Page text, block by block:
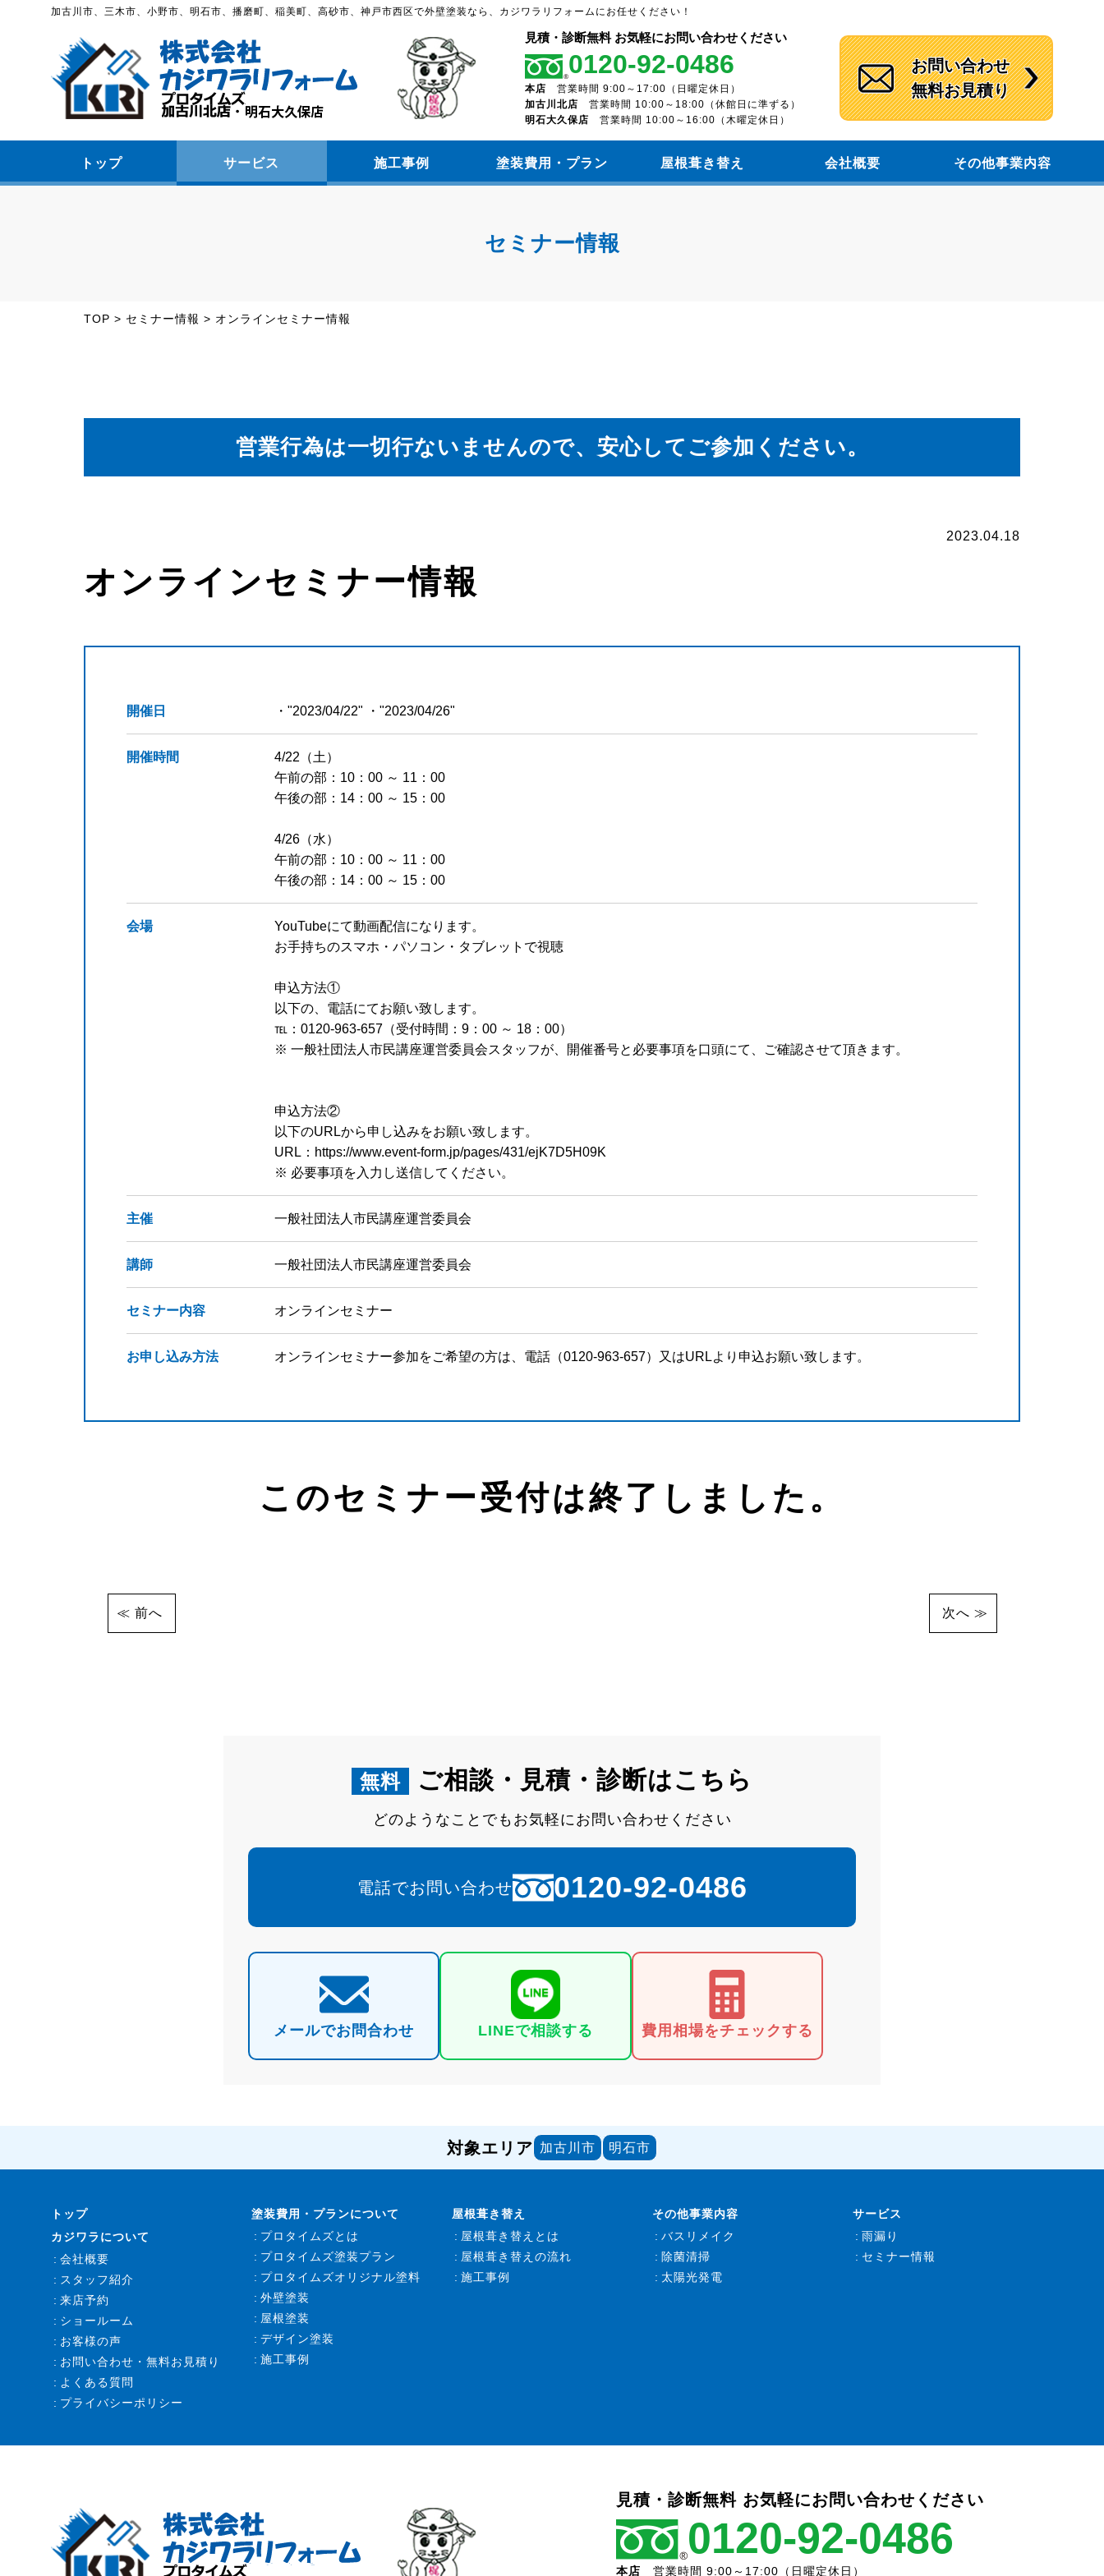
加古川市、三木市、小野市、明石市、播磨町、稲美町、高砂市、神戸市西区で外壁塗装なら、カジワラリフォームにお任せください！
見積・診断無料 お気軽にお問い合わせください
0120-92-0486
本店 営業時間 9:00～17:00（日曜定休日）
加古川北店 営業時間 10:00～18:00（休館日に準ずる）
明石大久保店 営業時間 10:00～16:00（木曜定休日）
お問い合わせ
無料お見積り
トップ サービス 施工事例 塗装費用・プラン 屋根葺き替え 会社概要 その他事業内容
セミナー情報
TOP > セミナー情報 > オンラインセミナー情報
営業行為は一切行ないませんので、安心してご参加ください。
2023.04.18
オンラインセミナー情報
開催日 ・"2023/04/22" ・"2023/04/26"
開催時間
4/22（土）
午前の部：10：00 ～ 11：00
午後の部：14：00 ～ 15：00
4/26（水）
午前の部：10：00 ～ 11：00
午後の部：14：00 ～ 15：00
会場
YouTubeにて動画配信になります。
お手持ちのスマホ・パソコン・タブレットで視聴
申込方法①
以下の、電話にてお願い致します。
℡：0120-963-657（受付時間：9：00 ～ 18：00）
※ 一般社団法人市民講座運営委員会スタッフが、開催番号と必要事項を口頭にて、ご確認させて頂きます。
申込方法②
以下のURLから申し込みをお願い致します。
URL：https://www.event-form.jp/pages/431/ejK7D5H09K
※ 必要事項を入力し送信してください。
主催 一般社団法人市民講座運営委員会
講師 一般社団法人市民講座運営委員会
セミナー内容 オンラインセミナー
お申し込み方法 オンラインセミナー参加をご希望の方は、電話（0120-963-657）又はURLより申込お願い致します。
このセミナー受付は終了しました。
次へ
前へ
無料 ご相談・見積・診断はこちら
どのようなことでもお気軽にお問い合わせください
電話でお問い合わせ 0120-92-0486
メールでお問合わせ LINEで相談する 費用相場をチェックする
対象エリア 加古川市 明石市
トップ
カジワラについて
会社概要
スタッフ紹介
来店予約
ショールーム
お客様の声
お問い合わせ・無料お見積り
よくある質問
プライバシーポリシー
塗装費用・プランについて
プロタイムズとは
プロタイムズ塗装プラン
プロタイムズオリジナル塗料
外壁塗装
屋根塗装
デザイン塗装
施工事例
屋根葺き替え
屋根葺き替えとは
屋根葺き替えの流れ
施工事例
その他事業内容
バスリメイク
除菌清掃
太陽光発電
サービス
雨漏り
セミナー情報
見積・診断無料 お気軽にお問い合わせください
0120-92-0486
本店 営業時間 9:00～17:00（日曜定休日）